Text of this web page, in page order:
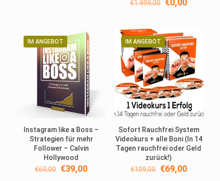
mit
€1.999,00
Preis
IM ANGEBOT
Instagram like a Boss –
Strategien für mehr
Follower – Calvin
Hollywood
€69,00 Ursprünglicher
€39,00Aktueller
IM ANGEBOT
Sofort Rauchfrei System
Videokurs + alle Boni (In 14
Tagen rauchfrei oder Geld
zurück!)
€109,00 Ursprünglicher
€69,00